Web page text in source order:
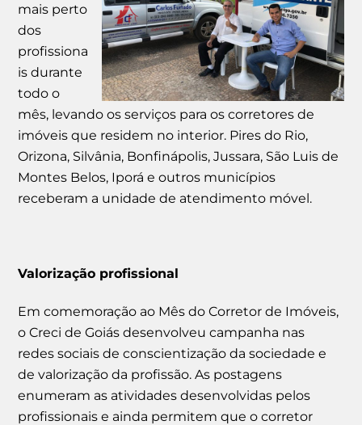
mais perto
dos
profissiona
is durante
todo o
mês, levando os serviços para os corretores de
imóveis que residem no interior. Pires do Rio,
Orizona, Silvânia, Bonfinápolis, Jussara, São Luis de
Montes Belos, Iporá e outros municípios
receberam a unidade de atendimento móvel.
Valorização profissional
Em comemoração ao Mês do Corretor de Imóveis,
o Creci de Goiás desenvolveu campanha nas
redes sociais de conscientização da sociedade e
de valorização da profissão. As postagens
enumeram as atividades desenvolvidas pelos
profissionais e ainda permitem que o corretor